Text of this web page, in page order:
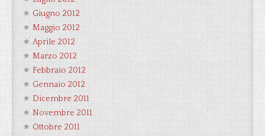
Giugno 2012
Maggio 2012
Aprile 2012
Marzo 2012
Febbraio 2012
Gennaio 2012
Dicembre 2011
Novembre 2011
Ottobre 2011